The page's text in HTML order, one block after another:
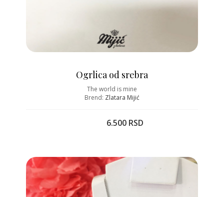
Ogrlica od srebra
The world is mine
Brend: Zlatara Mijić
6.500 RSD